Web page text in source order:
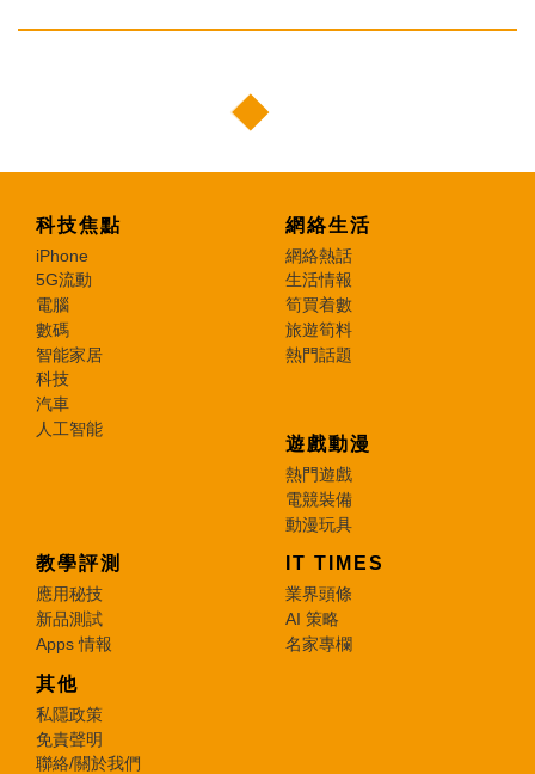
科技焦點
iPhone
5G流動
電腦
數碼
智能家居
科技
汽車
人工智能
網絡生活
網絡熱話
生活情報
筍買着數
旅遊筍料
熱門話題
遊戲動漫
熱門遊戲
電競裝備
動漫玩具
教學評測
應用秘技
新品測試
Apps 情報
IT TIMES
業界頭條
AI 策略
名家專欄
其他
私隱政策
免責聲明
聯絡/關於我們